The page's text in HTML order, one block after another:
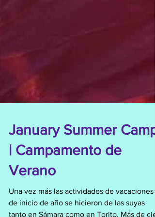
January Summer Camp
| Campamento de
Verano
Una vez más las actividades de vacaciones